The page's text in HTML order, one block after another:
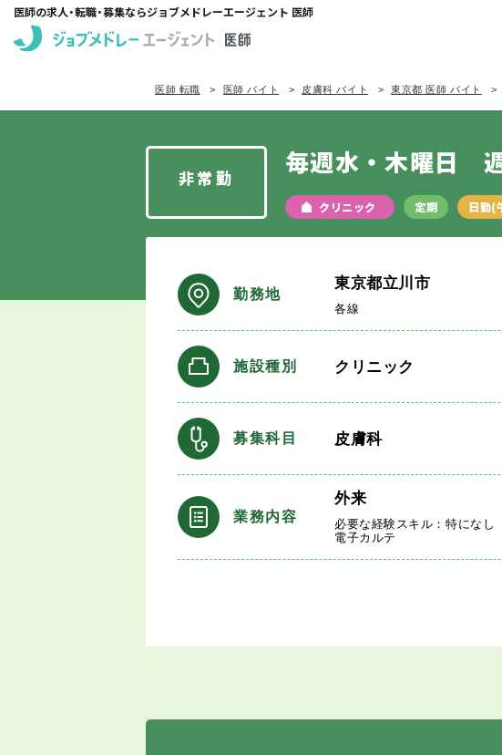
医師の求人・転職・募集ならジョブメドレーエージェント 医師
医師 転職 医師 バイト 皮膚科 バイト 東京都 医師 バイト
非常勤 毎週水・木曜日
クリニック 定期 日勤(
勤務地
東京都立川市
各線
施設種別 クリニック
募集科目 皮膚科
業務内容
外来
必要な経験スキル：特になし
電子カルテ